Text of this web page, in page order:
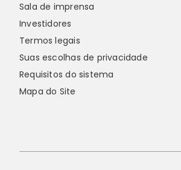
Sala de imprensa
Investidores
Termos legais
Suas escolhas de privacidade
Requisitos do sistema
Mapa do Site